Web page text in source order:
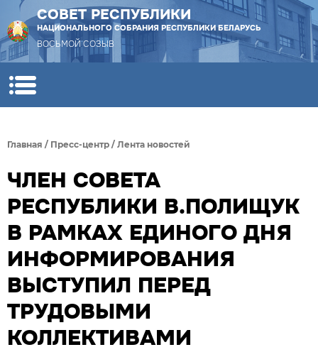
СОВЕТ РЕСПУБЛИКИ
НАЦИОНАЛЬНОГО СОБРАНИЯ РЕСПУБЛИКИ БЕЛАРУСЬ
ВОСЬМОЙ СОЗЫВ
Главная / Пресс-центр / Лента новостей
ЧЛЕН СОВЕТА
РЕСПУБЛИКИ В.ПОЛИЩУК
В РАМКАХ ЕДИНОГО ДНЯ
ИНФОРМИРОВАНИЯ
ВЫСТУПИЛ ПЕРЕД
ТРУДОВЫМИ
КОЛЛЕКТИВАМИ